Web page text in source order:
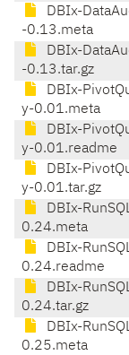
DBIx-
-0.13.meta
DBIx-
-0.13.tar.gz
DBIx-
y-0.01.meta
DBIx-
y-0.01.readme
DBIx-
y-0.01.tar.gz
DBIx-
0.24.meta
DBIx-
0.24.readme
DBIx-
0.24.tar.gz
DBIx-
0.25.meta